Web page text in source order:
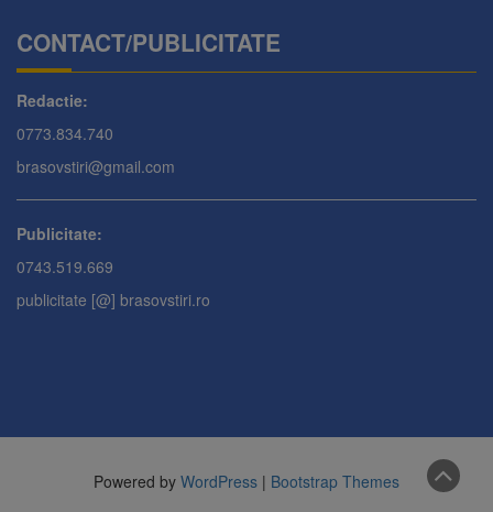
CONTACT/PUBLICITATE
Redactie:
0773.834.740
brasovstiri@gmail.com
Publicitate:
0743.519.669
publicitate [@] brasovstiri.ro
Powered by WordPress | Bootstrap Themes